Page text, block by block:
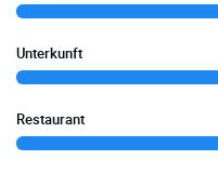
Unterkunft
Restaurant